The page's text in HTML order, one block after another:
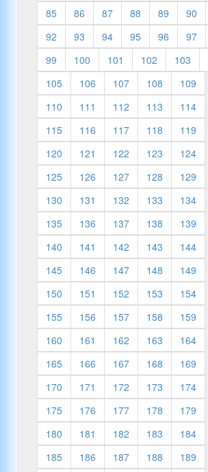
85
86 87 88 89 90
92
93 94 95 96 97
99
100 101 102 103
105
106 107 108
109
110
111 112 113
114
115
116 117 118
119
120
121 122 123
124
125
126 127 128
129
130
131 132 133
134
135
136 137 138
139
140
141 142 143
144
145
146 147 148
149
150
151 152 153
154
155
156 157 158
159
160
161 162 163
164
165
166 167 168
169
170
171 172 173
174
175
176 177 178
179
180
181 182 183
184
185
186 187 188
189